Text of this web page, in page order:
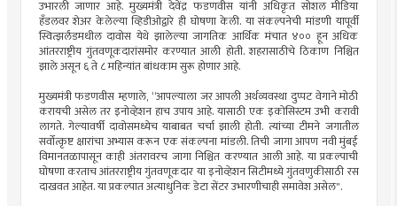
उभारली जाणार आहे. मुख्यमंत्री देवेंद्र फडणवीस यांनी अधिकृत सोशल मीडिया
हँडलवर शेअर केलेल्या व्हिडीओद्वारे ही घोषणा केली. या संकल्पनेची मांडणी यापूर्वी
स्वित्झर्लंडमधील दावोस येथे झालेल्या जागतिक आर्थिक मंचात ४०० हून अधिक
आंतरराष्ट्रीय गुंतवणूकदारांसमोर करण्यात आली होती. शहरासाठीचे ठिकाण निश्चित
झाले असून ६ ते ८ महिन्यांत बांधकाम सुरू होणार आहे.
मुख्यमंत्री फडणवीस म्हणाले, “आपल्याला जर आपली अर्थव्यवस्था दुप्पट वेगाने मोठी
करायची असेल तर इनोव्हेशन हाच उपाय आहे. यासाठी एक इकोसिस्टम उभी करावी
लागते. गेल्यावर्षी दावोसमध्येच याबाबत चर्चा झाली होती. त्यांच्या टीमने जगातील
सर्वोत्कृष्ट क्षारांचा अभ्यास करून एक संकल्पना मांडली. तिची जागा आपण नवी मुंबई
विमानतळापासून काही अंतरावरच जागा निश्चित करण्यात आली आहे. या प्रकल्पाची
घोषणा करताच आंतरराष्ट्रीय गुंतवणूकदार या इनोव्हेशन सिटीमध्ये गुंतवणुकीसाठी रस
दाखवत आहेत. या प्रकल्पात अत्याधुनिक डेटा सेंटर उभारणीचाही समावेश असेल".